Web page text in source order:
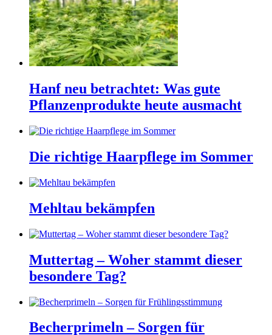
Hanf neu betrachtet: Was gute
Pflanzenprodukte heute ausmacht
Die richtige Haarpflege im Sommer
Mehltau bekämpfen
Muttertag – Woher stammt dieser
besondere Tag?
Becherprimeln – Sorgen für